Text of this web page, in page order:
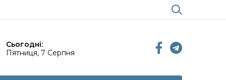
Сьогодні:
Пятниця, 7 Серпня